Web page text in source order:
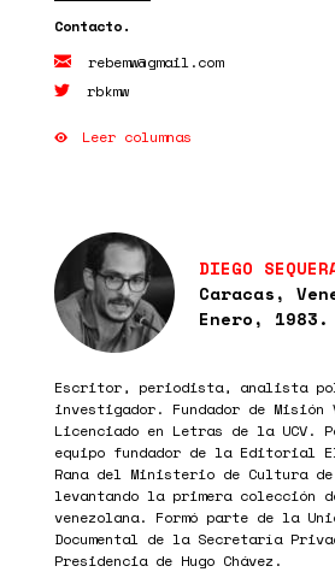
rebemw@gmail.com
rbkmw
Leer columnas
DIEGO
Caracas,
Enero, 1983.
Escritor, periodista, analista
investigador. Fundador de Misión
Licenciado en Letras de la UCV.
equipo fundador de la Editorial
Rana del Ministerio de Cultura de
levantando la primera colección
venezolana. Formó parte de la
Documental de la Secretaría
Presidencia de Hugo Chávez.